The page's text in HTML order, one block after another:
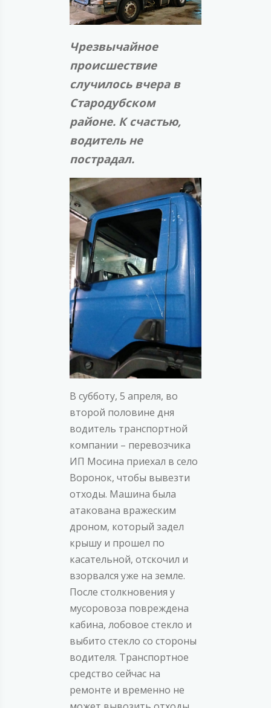
Чрезвычайное
происшествие
случилось вчера в
Стародубском
районе. К счастью,
водитель не
пострадал.
В субботу, 5 апреля, во
второй половине дня
водитель транспортной
компании – перевозчика
ИП Мосина приехал в село
Воронок, чтобы вывезти
отходы. Машина была
атакована вражеским
дроном, который задел
крышу и прошел по
касательной, отскочил и
взорвался уже на земле.
После столкновения у
мусоровоза повреждена
кабина, лобовое стекло и
выбито стекло со стороны
водителя. Транспортное
средство сейчас на
ремонте и временно не